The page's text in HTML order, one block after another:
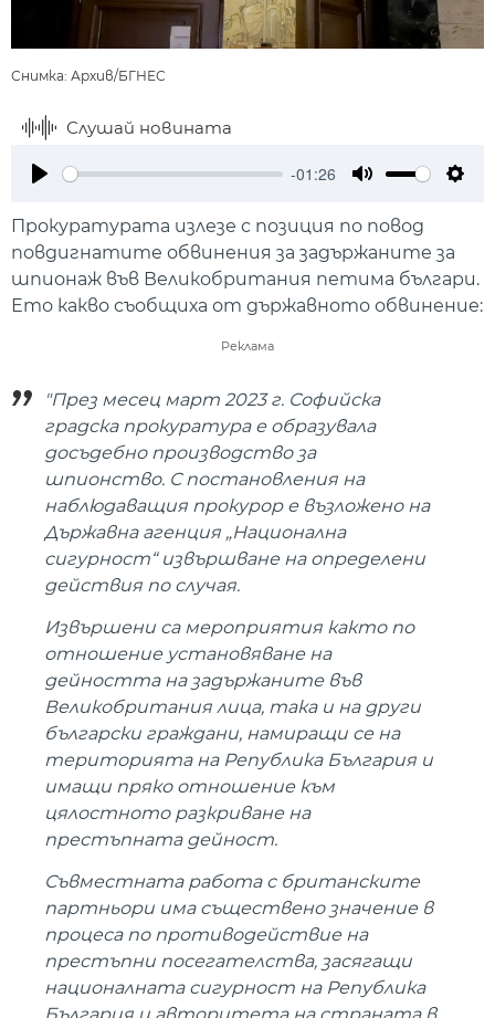
Снимка: Архив/БГНЕС
Слушай новината
-01:26
Прокуратурата излезе с позиция по повод
повдигнатите обвинения за задържаните за
шпионаж във Великобритания петима българи.
Ето какво съобщиха от държавното обвинение:
Реклама
"През месец март 2023 г. Софийска
градска прокуратура е образувала
досъдебно производство за
шпионство. С постановления на
наблюдаващия прокурор е възложено на
Държавна агенция „Национална
сигурност“ извършване на определени
действия по случая.
Извършени са мероприятия както по
отношение установяване на
дейността на задържаните във
Великобритания лица, така и на други
български граждани, намиращи се на
територията на Република България и
имащи пряко отношение към
цялостното разкриване на
престъпната дейност.
Съвместната работа с британските
партньори има съществено значение в
процеса по противодействие на
престъпни посегателства, засягащи
националната сигурност на Република